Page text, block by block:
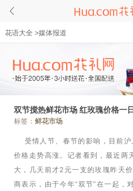
花语大全 >媒体报道
双节搅热鲜花市场 红玫瑰价格一
标签： 鲜花市场
受情人节、春节的影响，目前沪
价格走势高涨。记者看到，最近两
大，几天前才2元一支的玫瑰昨天
商表示，由于今年“双节”在一起，